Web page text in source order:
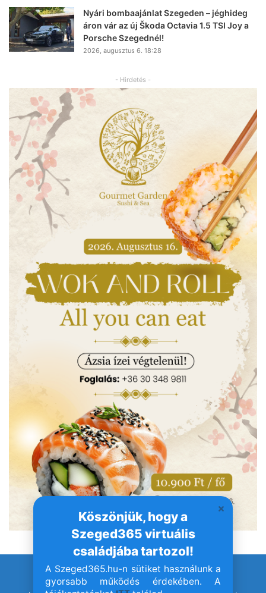
Köszönjük, hogy a
Szeged365 virtuális
családjába tartozol!
A Szeged365.hu-n sütiket használunk a
gyorsabb működés érdekében. A
Nyári bombaajánlat Szegeden – jéghideg
áron vár az új Škoda Octavia 1.5 TSI Joy a
Porsche Szegednél!
2026, augusztus 6. 18:28
- Hirdetés -
© Szeged365.hu I Minden jog fenntartva!